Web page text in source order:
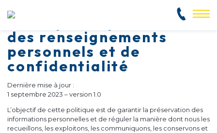
Politique de protection
des renseignements
personnels et de
confidentialité
Dernière mise à jour :
1 septembre 2023 – version 1.0
L’objectif de cette politique est de garantir la préservation des
informations personnelles et de réguler la manière dont nous les
recueillons, les exploitons, les communiquons, les conservons et